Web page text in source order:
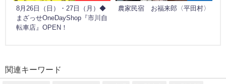
8月26日（日）・27日（月）◆
まざっせOneDayShop『市川自
転車店』OPEN！
農家民宿 お福来郎〈平田村〉
関連キーワード